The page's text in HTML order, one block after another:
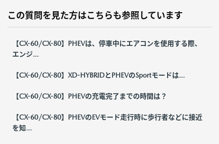
この質問を見た方はこちらも参照しています
【CX-60/CX-80】PHEVは、停車中にエアコンを使用する際、
エンジ...
【CX-60/CX-80】XD-HYBRIDとPHEVのSportモードは...
【CX-60/CX-80】PHEVの充電完了までの時間は？
【CX-60/CX-80】PHEVのEVモード走行時に歩行者などに接近
を知...